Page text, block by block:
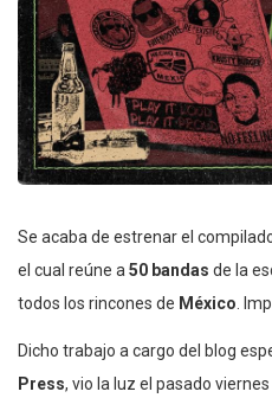
Se acaba de estrenar el
el cual reúne a 50 bandas de la
todos los rincones de México .
Dicho trabajo a cargo del blog
Press, vio la luz el pasado